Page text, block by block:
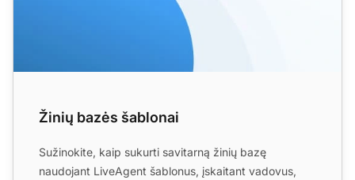
Žinių bazės šablonai
Sužinokite, kaip sukurti savitarną žinių bazę
naudojant LiveAgent šablonus, įskaitant vadovus,